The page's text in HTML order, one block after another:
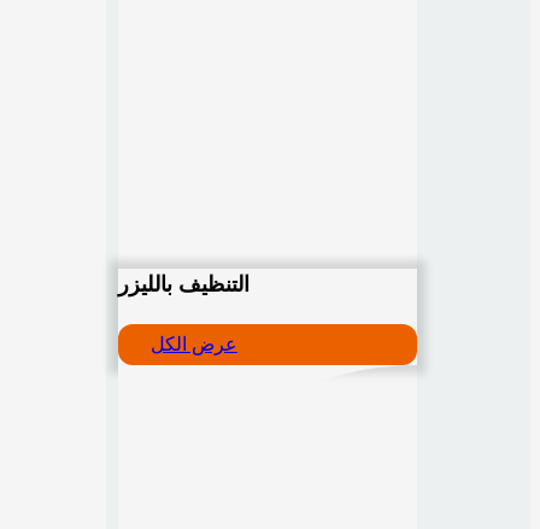
التنظيف بالليزر
عرض الكل